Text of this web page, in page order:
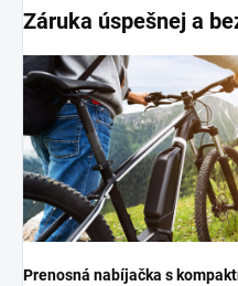
Záruka úspešnej a
Prenosná nabíjačka s